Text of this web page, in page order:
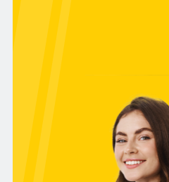
Многие, кто хочет купить кухню
отправляются в магазины, где
продукция, но целесообразнее
производителю и сделать
индивидуальным размерам.
эксклюзивному проекту на
ненамного дороже, зато мебель
соответствовать вашим
в помещение. Преимущества
рациональное использование
свободного пространства,
наполнение кухни и дизайн,